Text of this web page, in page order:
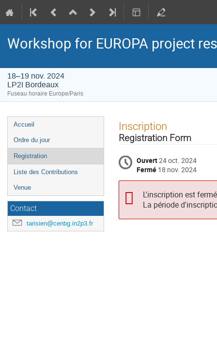
Workshop for EUROPA project
18–19 nov. 2024
LP2I Bordeaux
Fuseau horaire Europe/Paris
Menu
de
l'événement
Accueil
Ordre du jour
Registration
Liste des Contributions
Venue
Contact
tarisien@cenbg.in2p3.fr
Inscription
Registration Form
Ouvert24 oct. 2024
Fermé 18 nov. 2024
L'inscription est
La période